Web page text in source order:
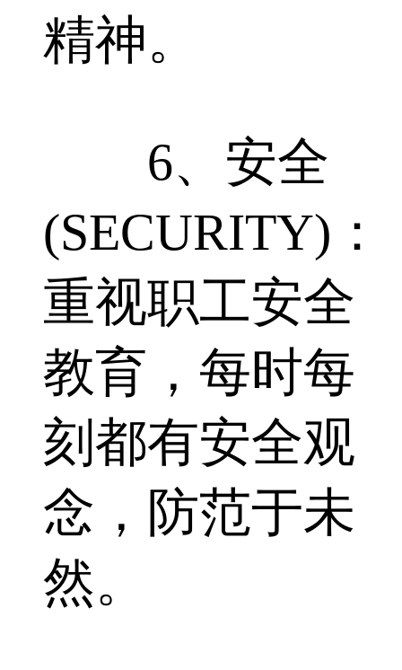
精神。
6、安全
(SECURITY)：
重视职工安全
教育，每时每
刻都有安全观
念，防范于未
然。